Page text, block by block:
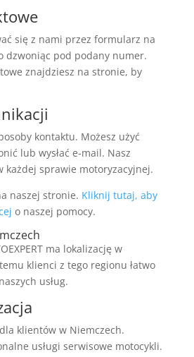
się z nami przez formularz na
dzwoniąc pod podany numer.
znajdziesz na stronie, by
kontaktu. Możesz użyć
lub wysłać e-mail. Nasz
każdej sprawie motoryzacyjnej.
naszej stronie. Kliknij tutaj, aby
o naszej pomocy.
ma lokalizację w
klienci z tego regionu łatwo
usług.
klientów w Niemczech.
usługi serwisowe motocykli.